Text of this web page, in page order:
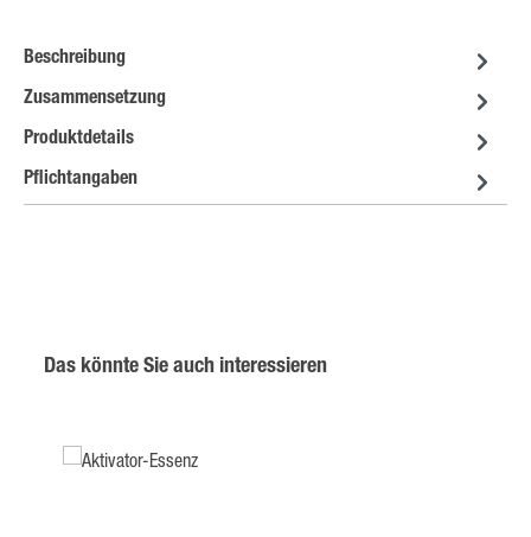
Beschreibung
Zusammensetzung
Produktdetails
Pflichtangaben
Produktgalerie überspringen
Das könnte Sie auch interessieren